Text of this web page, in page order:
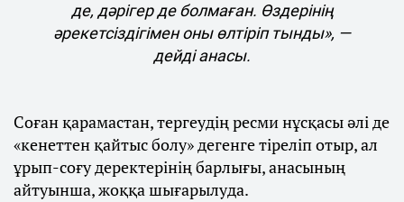
де, дәрігер де болмаған. Өздерінің
әрекетсіздігімен оны өлтіріп тынды», —
дейді анасы.
Соған қарамастан, тергеудің ресми нұсқасы әлі де
«кенеттен қайтыс болу» дегенге тіреліп отыр, ал
ұрып-соғу деректерінің барлығы, анасының
айтуынша, жоққа шығарылуда.